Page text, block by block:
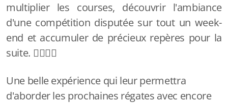
multiplier les courses, découvrir l'ambiance
d'une compétition disputée sur tout un week-
end et accumuler de précieux repères pour la
suite. 🚣‍♂️🚣‍♀️
Une belle expérience qui leur permettra
d'aborder les prochaines régates avec encore